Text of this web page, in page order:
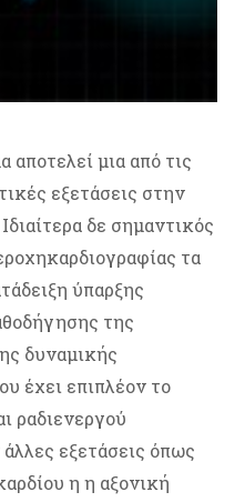
μια από τις
εξετάσεις στην
δε σημαντικός
τα
ύπαρξης
της
δυναμικής
έχει επιπλέον το
ραδιενεργού
εξετάσεις όπως
η η αξονική